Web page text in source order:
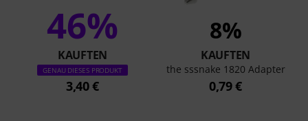
46%
KAUFTEN
GENAU DIESES PRODUKT
3,40 €
8%
KAUFTEN
the sssnake 1820 Adapter
0,79 €